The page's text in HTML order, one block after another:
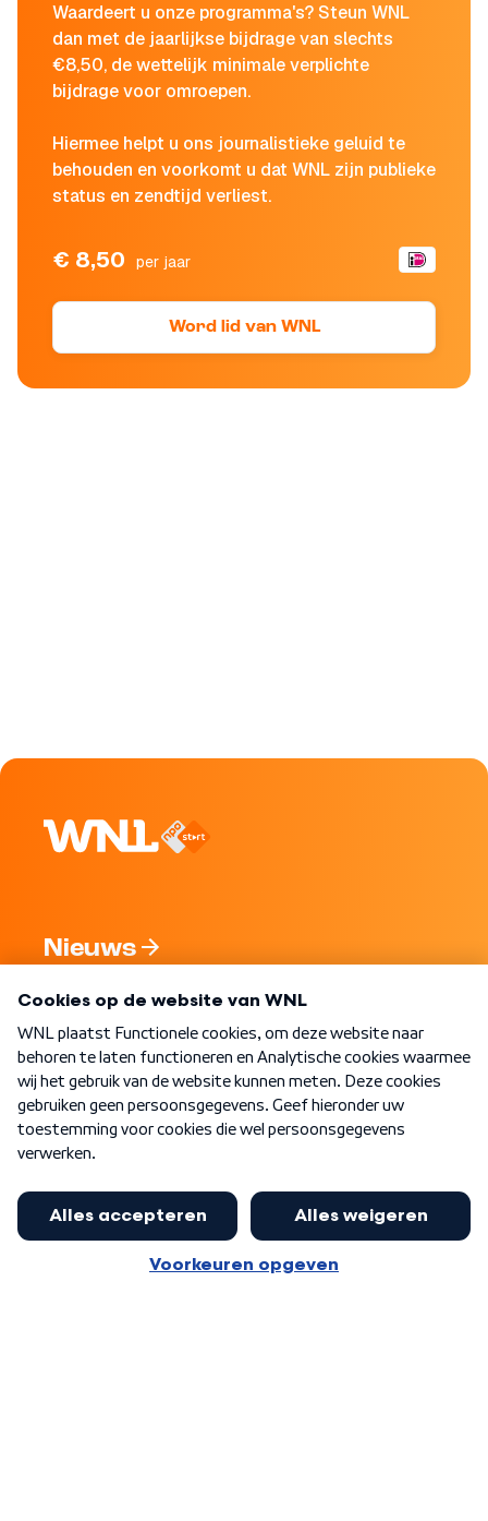
Waardeert u onze programma's? Steun WNL
dan met de jaarlijkse bijdrage van slechts
€8,50, de wettelijk minimale verplichte
bijdrage voor omroepen.
Hiermee helpt u ons journalistieke geluid te
behouden en voorkomt u dat WNL zijn publieke
status en zendtijd verliest.
€ 8,50 per jaar
Word lid van WNL
Nieuws
Nieuwsbrief
Word Lid